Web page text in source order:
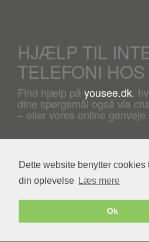
Dette website benytter cookies
din oplevelse Læs mere
Ok
HJÆLP TIL
TELEFONI
Find hjælp på yousee.dk,
dine spørgsmål også via
– eller vores online